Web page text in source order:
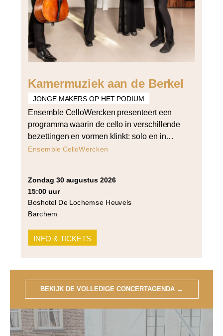
Kamermuziek aan de Berkel
JONGE MAKERS OP HET PODIUM
Ensemble CelloWercken presenteert een
programma waarin de cello in verschillende
bezettingen en vormen klinkt: solo en in
vierstemmig samenspel. Het programma
strijkers in vier partijen. Daartussen klinken
werken van Cornelia Tautu (Da Capo),
Grażyna Bacewicz (Quartet for 4 cellos) […]
Ensemble CelloWercken
zondag 30 augustus 2026
15:00 uur
Boshotel De Lochemse Heuvels
Barchem
INFO & TICKETS
BEKIJK DE VOLLEDIGE CONCERTAGENDA →